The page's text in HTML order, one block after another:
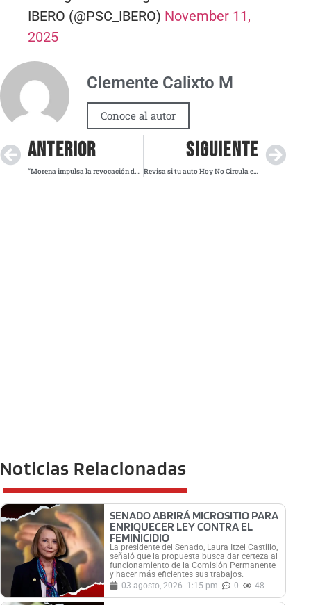
IBERO (@PSC_IBERO) November 11,
2025
Clemente Calixto M
Conoce al autor
ANTERIOR
“Morena impulsa la revocación de mandato por miedo a perder apoyo”, afirma Anaya
SIGUIENTE
Revisa si tu auto Hoy No Circula este miércoles 12 de noviembre
Noticias Relacionadas
SENADO ABRIRÁ MICROSITIO PARA
ENRIQUECER LEY CONTRA EL
FEMINICIDIO
La presidente del Senado, Laura Itzel Castillo,
señaló que la propuesta busca dar certeza al
funcionamiento de la Comisión Permanente
y hacer más eficientes sus trabajos.
03 agosto, 2026 1:15 pm 0 48